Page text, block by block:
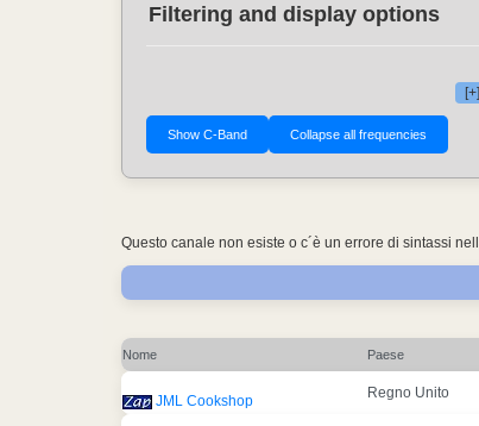
Filtering and display options
Questo canale non esiste o c´è un errore di sintassi
Nome Paese
JML Cookshop Regno Unito